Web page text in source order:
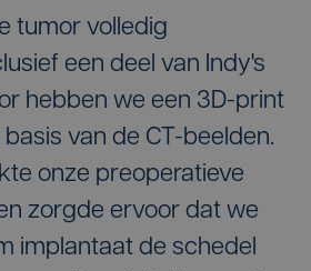
tumor volledig
een deel van Indy's
hebben we een 3D-print
van de CT-beelden.
onze preoperatieve
zorgde ervoor dat we
implantaat de schedel